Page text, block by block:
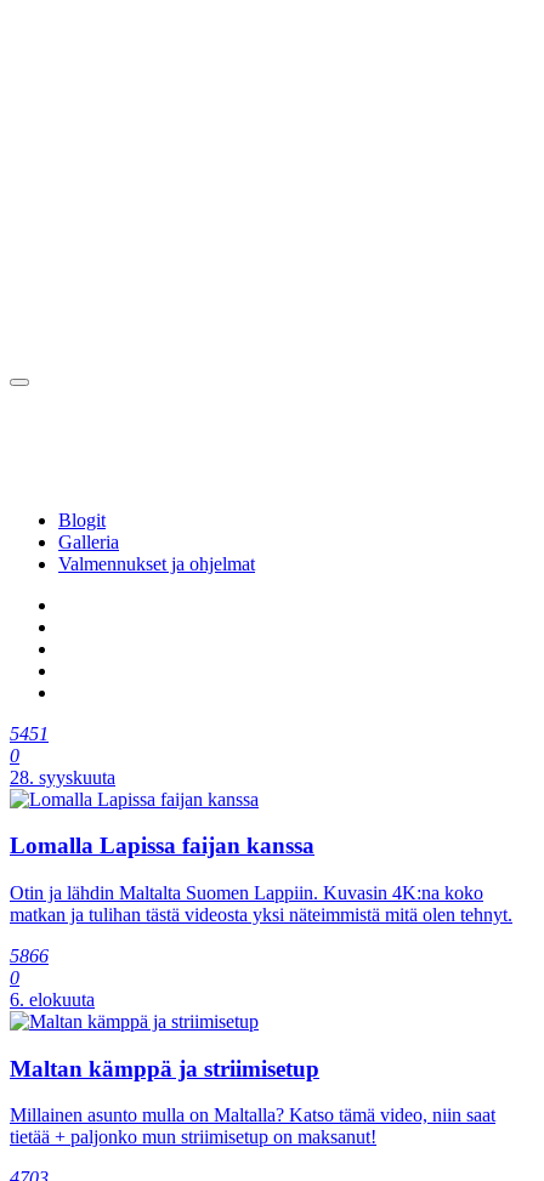
Blogit
Galleria
Valmennukset ja ohjelmat
5451
0
28. syyskuuta
Lomalla Lapissa faijan kanssa
Otin ja lähdin Maltalta Suomen Lappiin. Kuvasin 4K:na koko
matkan ja tulihan tästä videosta yksi näteimmistä mitä olen tehnyt.
5866
0
6. elokuuta
Maltan kämppä ja striimisetup
Millainen asunto mulla on Maltalla? Katso tämä video, niin saat
tietää + paljonko mun striimisetup on maksanut!